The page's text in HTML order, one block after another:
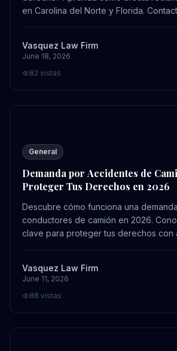
en Carolina del Norte y Florida.
Vasquez Law Firm
June 18, 2026
82 vistas
Demanda por Accidentes de
General
Demanda por Accidentes de
Proteger Tus Derechos en 2026
Descubre cómo funciona una
conductores de camión en 2026.
clave para proteger tus derechos con
Vasquez Law Firm
June 11, 2026
88 vistas
Colapso del Muro en